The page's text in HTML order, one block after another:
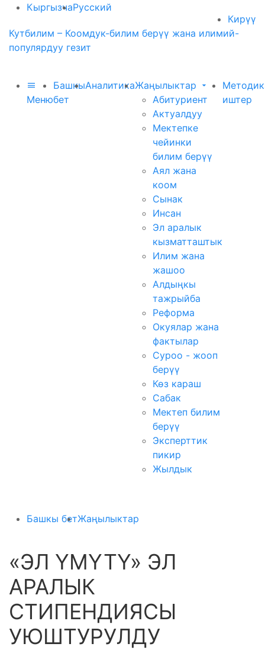
КыргызчаРусский
Кирүү
Кутбилим – Коомдук-билим берүү жана илимий-
популярдуу гезит
Меню
Башкы
бет
АналитикаЖаңылыктар
Абитуриент
Актуалдуу
Мектепке
чейинки
билим берүү
Аял жана
коом
Сынак
Инсан
Эл аралык
кызматташтык
Илим жана
жашоо
Алдыңкы
тажрыйба
Реформа
Окуялар жана
фактылар
Суроо - жооп
берүү
Көз караш
Сабак
Мектеп билим
берүү
Эксперттик
пикир
Жылдык
иштер
Башкы бетЖаңылыктар
«ЭЛ ҮМҮТҮ» ЭЛ
АРАЛЫК
СТИПЕНДИЯСЫ
УЮШТУРУЛДУ